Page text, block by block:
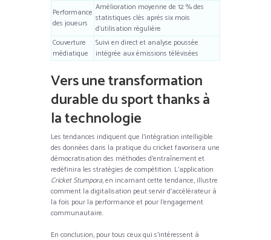
Performance
des joueurs
Amélioration moyenne de 12 % des
statistiques clés après six mois
d’utilisation régulière
Couverture
médiatique
Suivi en direct et analyse poussée
intégrée aux émissions télévisées
Vers une transformation
durable du sport thanks à
la technologie
Les tendances indiquent que l’intégration intelligible
des données dans la pratique du cricket favorisera une
démocratisation des méthodes d’entraînement et
redéfinira les stratégies de compétition. L’application
Cricket Stumpora, en incarnant cette tendance, illustre
comment la digitalisation peut servir d’accélérateur à
la fois pour la performance et pour l’engagement
communautaire.
En conclusion, pour tous ceux qui s’intéressent à